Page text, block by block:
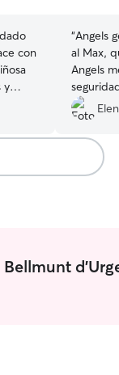
con
y
“Angels
al Max,
Angels
vídeos y
iba Max.